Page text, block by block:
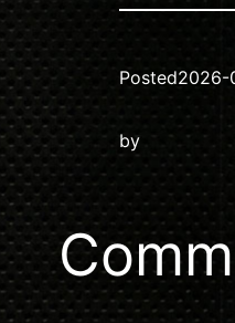
Posted2026-
by